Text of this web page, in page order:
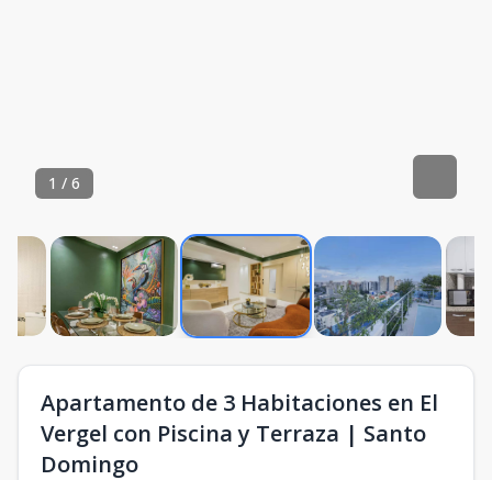
1 / 6
Apartamento de 3 Habitaciones en El
Vergel con Piscina y Terraza | Santo
Domingo